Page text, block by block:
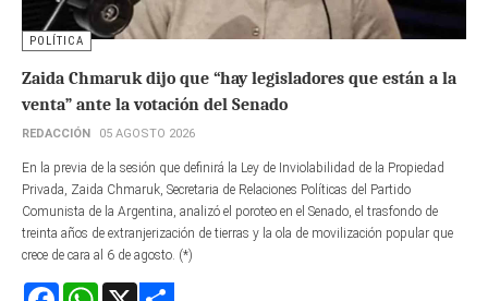
POLÍTICA
Zaida Chmaruk dijo que “hay legisladores que están a la
venta” ante la votación del Senado
REDACCIÓN 05 AGOSTO 2026
En la previa de la sesión que definirá la Ley de Inviolabilidad de la Propiedad
Privada, Zaida Chmaruk, Secretaria de Relaciones Políticas del Partido
Comunista de la Argentina, analizó el poroteo en el Senado, el trasfondo de
treinta años de extranjerización de tierras y la ola de movilización popular que
crece de cara al 6 de agosto. (*)
FacebookWhatsApp